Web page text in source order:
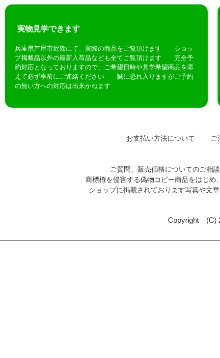
実物見学できます
兵庫県芦屋市近郊にて、実際の商品をご覧頂けます ショッ
プ掲載品以外の最新入荷品なども全てご覧頂けます 完全予
約対応となっておりますので、ご希望日時や見学希望商品を添
えて必ず事前にご連絡ください 誠に恐れ入りますがご予約
の無い方への対応は出来かねます
お支払い方法について ご
ご質問、販売価格についてのご相
商標権を侵害する偽物コピー商品をはじ
ショップに掲載されております写真や
Copyright (C)